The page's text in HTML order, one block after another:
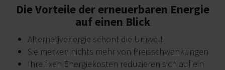
Die Vorteile der erneuerbaren Energie
auf einen Blick
Alternativenergie schont die Umwelt
Sie merken nichts mehr von Preisschwankungen
Ihre fixen Energiekosten reduzieren sich auf ein